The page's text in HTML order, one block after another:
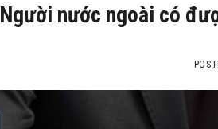
Người nước ngoài có